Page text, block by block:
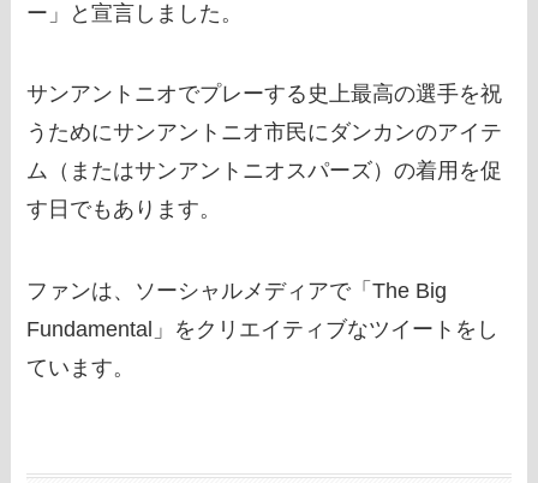
ー」と宣言しました。
サンアントニオでプレーする史上最高の選手を祝
うためにサンアントニオ市民にダンカンのアイテ
ム（またはサンアントニオスパーズ）の着用を促
す日でもあります。
ファンは、ソーシャルメディアで「The Big
Fundamental」をクリエイティブなツイートをし
ています。